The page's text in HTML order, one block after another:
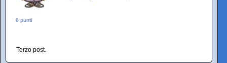
0 punti
Terzo post.